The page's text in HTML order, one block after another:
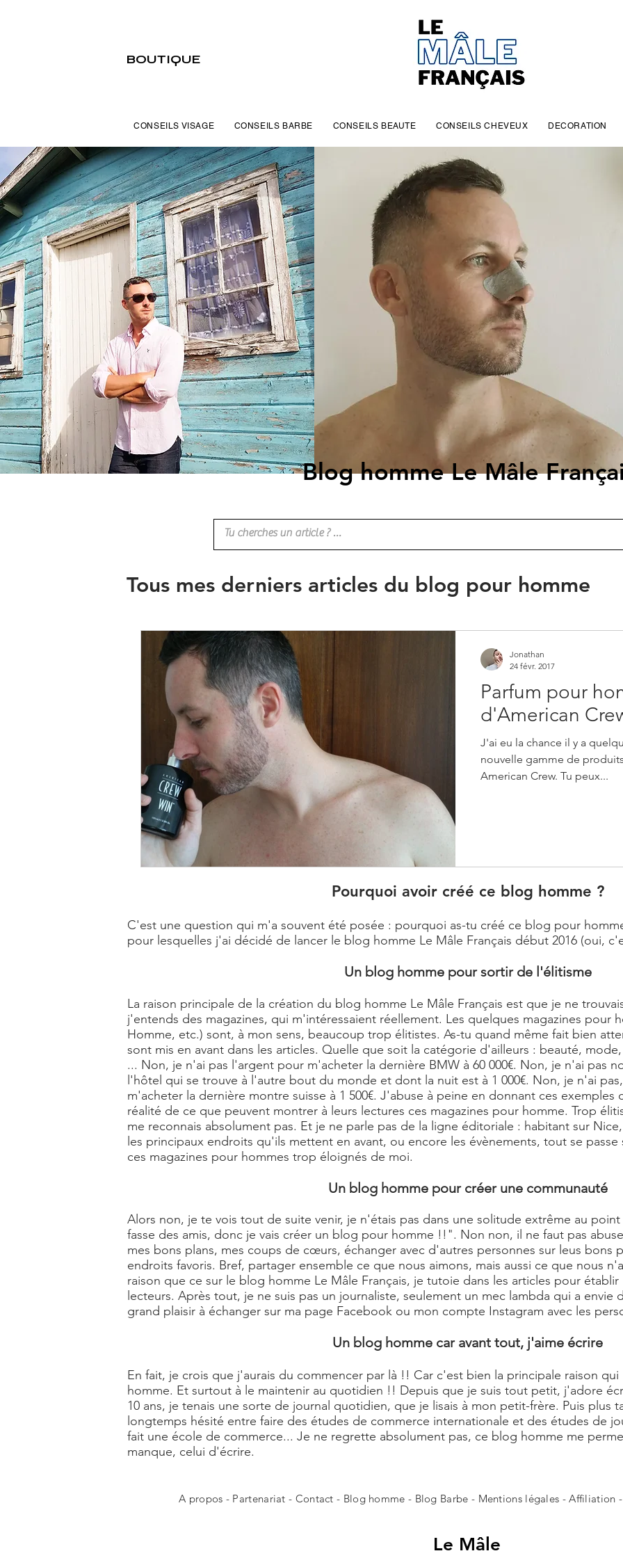
BOUTIQUE
Blog homme Le Mâle
Tous mes derniers articles du blog pour homme
Parfum pour
d'American
J'ai eu la chance il y a
nouvelle gamme de
American Crew. Tu peux...
Jonathan
24 févr. 2017
Pourquoi avoir créé ce blog homme ?
C'est une question qui m'a souvent été posée : pourquoi as-tu créé ce blog pour
pour lesquelles j'ai décidé de lancer le blog homme Le Mâle Français début 2016 (oui,
Un blog homme pour sortir de l'élitisme
La raison principale de la création du blog homme Le Mâle Français est que je ne
j'entends des magazines, qui m'intéressaient réellement. Les quelques magazines pour
Homme, etc.) sont, à mon sens, beaucoup trop élitistes. As-tu quand même fait bien
sont mis en avant dans les articles. Quelle que soit la catégorie d'ailleurs : beauté,
... Non, je n'ai pas l'argent pour m'acheter la dernière BMW à 60 000€. Non, je n'ai pas
l'hôtel qui se trouve à l'autre bout du monde et dont la nuit est à 1 000€. Non, je n'ai
m'acheter la dernière montre suisse à 1 500€. J'abuse à peine en donnant ces
réalité de ce que peuvent montrer à leurs lectures ces magazines pour homme. Trop
me reconnais absolument pas. Et je ne parle pas de la ligne éditoriale : habitant sur
les principaux endroits qu'ils mettent en avant, ou encore les évènements, tout se
ces magazines pour hommes trop éloignés de moi.
Un blog homme pour créer une communauté
Alors non, je te vois tout de suite venir, je n'étais pas dans une solitude extrême au
fasse des amis, donc je vais créer un blog pour homme !!". Non non, il ne faut pas
mes bons plans, mes coups de cœurs, échanger avec d'autres personnes sur leus bons
endroits favoris. Bref, partager ensemble ce que nous aimons, mais aussi ce que nous
raison que ce sur le blog homme Le Mâle Français, je tutoie dans les articles pour
lecteurs. Après tout, je ne suis pas un journaliste, seulement un mec lambda qui a envie
grand plaisir à échanger sur ma page Facebook ou mon compte Instagram avec les
Un blog homme car avant tout, j'aime écrire
En fait, je crois que j'aurais du commencer par là !! Car c'est bien la principale raison
homme. Et surtout à le maintenir au quotidien !! Depuis que je suis tout petit, j'adore
10 ans, je tenais une sorte de journal quotidien, que je lisais à mon petit-frère. Puis plus
longtemps hésité entre faire des études de commerce internationale et des études de
fait une école de commerce... Je ne regrette absolument pas, ce blog homme me
manque, celui d'écrire.
CONSEILS VISAGE CONSEILS BARBE CONSEILS BEAUTE CONSEILS CHEVEUX DECORATION
A propos - Partenariat- Contact- Blog homme - Blog Barbe - Mentions légales -Affiliation
Le Mâle